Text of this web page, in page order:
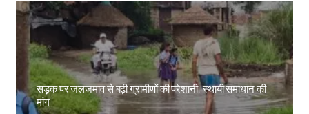
सड़क पर जलजमाव से बढ़ी ग्रामीणों की परेशानी, स्थायी समाधान की
मांग